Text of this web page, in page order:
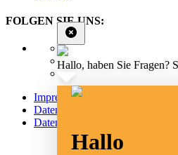
FOLGEN SIE UNS:
Impressum
Datenschutz
Datenschutz Social Media
Hallo, haben Sie Fragen?
Hallo